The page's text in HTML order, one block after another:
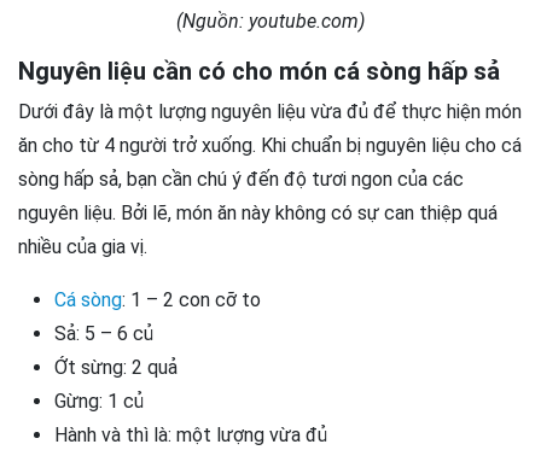
(Nguồn: youtube.com)
Nguyên liệu cần có cho món cá sòng hấp sả
Dưới đây là một lượng nguyên liệu vừa đủ để thực hiện món
ăn cho từ 4 người trở xuống. Khi chuẩn bị nguyên liệu cho cá
sòng hấp sả, bạn cần chú ý đến độ tươi ngon của các
nguyên liệu. Bởi lẽ, món ăn này không có sự can thiệp quá
nhiều của gia vị.
Cá sòng: 1 – 2 con cỡ to
Sả: 5 – 6 củ
Ớt sừng: 2 quả
Gừng: 1 củ
Hành và thì là: một lượng vừa đủ